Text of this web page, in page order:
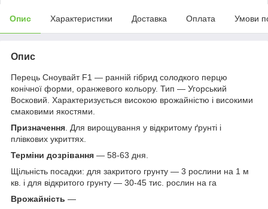
Опис Характеристики Доставка Оплата Умови
Опис
Перець Сноувайт F1 — ранній гібрид солодкого перцю
конічної форми, оранжевого кольору. Тип — Угорський
Восковий. Характеризується високою врожайністю і високими
смаковими якостями.
Призначення . Для вирощування у відкритому ґрунті і
плівкових укриттях.
Терміни дозрівання — 58-63 дня.
Щільність посадки: для закритого грунту — 3 рослини на 1 м
кв. і для відкритого грунту — 30-45 тис. рослин на га
Врожайність —